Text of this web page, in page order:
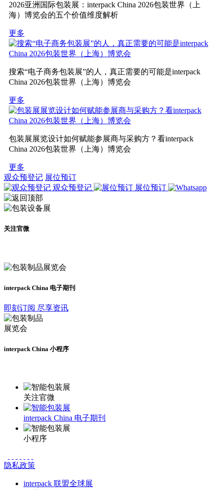
2026亚洲国际包装展：interpack China 2026包装世界（上
海）博览会的五个价值维度解析
更多
搜索“电子商务包装展”的人，真正需要的可能是interpack
China 2026包装世界（上海）博览会
更多
包装展展览设计如何赋能参展商与采购方？看interpack
China 2026包装世界（上海）博览会
更多
观众预登记 展位预订
观众预登记
展位预订
关注官微
interpack China 电子期刊
即刻订阅 尽享资讯
interpack China 小程序
关注官微
interpack China 电子期刊
小程序
隐私政策
interpack 联盟全球展